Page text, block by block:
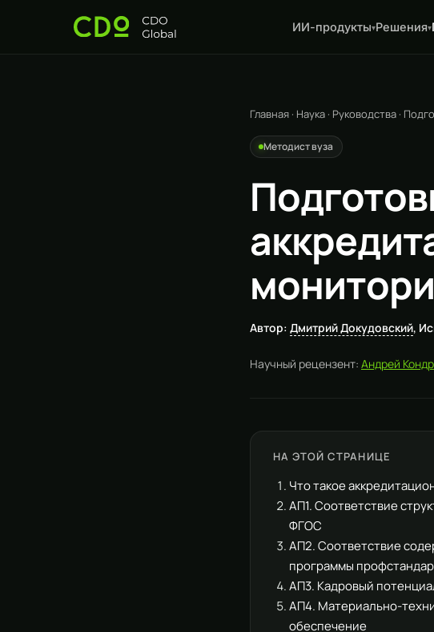
ИИ-продукты▾Решения▾
Главная · Наука · Руководства ·
Методист вуза
Автор: Дмитрий Докудовский,
Научный рецензент: Андрей
НА ЭТОЙ СТРАНИЦЕ
Что такое
АП1. Соответствие
ФГОС
АП2. Соответствие
программы
АП3. Кадровый
АП4. Материально-
обеспечение